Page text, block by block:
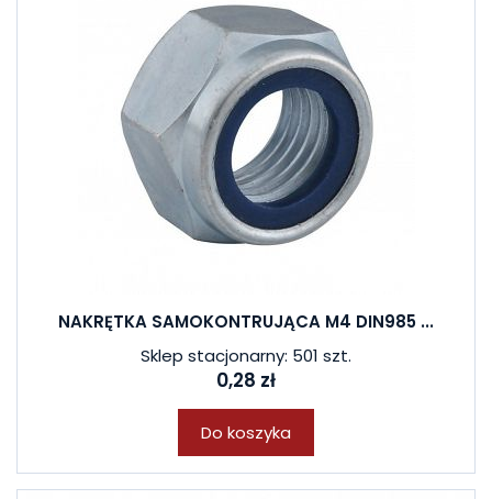
NAKRĘTKA SAMOKONTRUJĄCA M4 DIN985 ...
Sklep stacjonarny: 501 szt.
0,28 zł
Do koszyka